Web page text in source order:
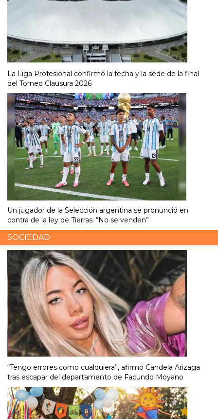
La Liga Profesional confirmó la fecha y la sede de la final
del Torneo Clausura 2026
Un jugador de la Selección argentina se pronunció en
contra de la ley de Tierras: “No se venden”
SOCIEDAD
“Tengo errores como cualquiera”, afirmó Candela Arizaga
tras escapar del departamento de Facundo Moyano